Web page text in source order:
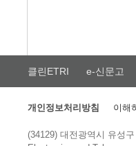
클린ETRI e-신문고
개인정보처리방침 이해
(34129) 대전광역시 유성